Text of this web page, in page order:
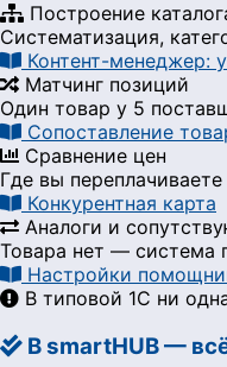
Построение
Систематизация,
Контент-менеджер:
Матчинг позиций
Один товар у 5
Сопоставление
Сравнение цен
Где вы
Конкурентная карта
Аналоги и
Товара нет — система
Настройки
В типовой 1С ни
В smartHUB —